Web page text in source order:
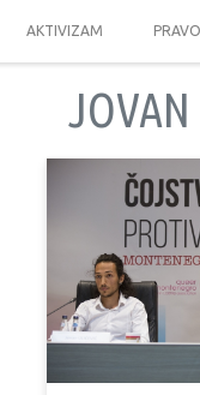
AKTIVIZAM
JOVAN